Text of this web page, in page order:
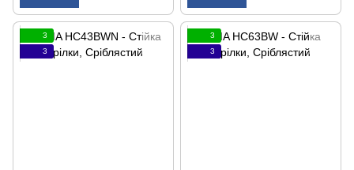
3
3
3
3